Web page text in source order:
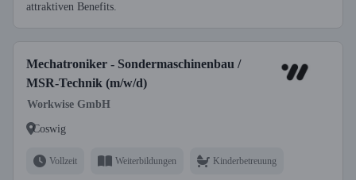
attraktiven Benefits.
Mechatroniker - Sondermaschinenbau /
MSR-Technik (m/w/d)
Workwise GmbH
Coswig
Vollzeit Weiterbildungen Kinderbetreuung